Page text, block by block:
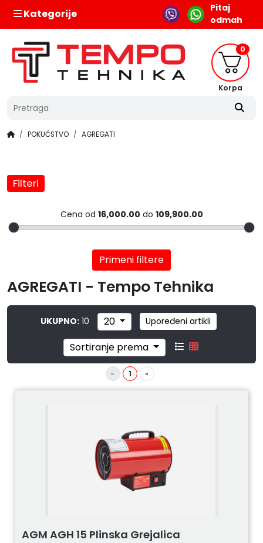
Kategorije
Pitaj
odmah
0
Korpa
POKUĆSTVO AGREGATI
Filteri
Cena od 16,000.00 do 109,900.00
Primeni filtere
AGREGATI - Tempo Tehnika
UKUPNO:10 20 Upoređeni artikli
Sortiranje prema
« 1 »
AGM AGH 15 Plinska Grejalica